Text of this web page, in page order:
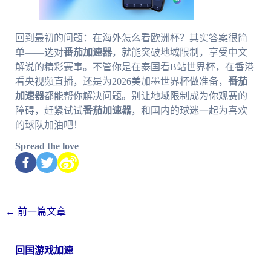
回到最初的问题：在海外怎么看欧洲杯？其实答案很简
单——选对番茄加速器，就能突破地域限制，享受中文
解说的精彩赛事。不管你是在泰国看B站世界杯，在香港
看央视频直播，还是为2026美加墨世界杯做准备， 番茄
加速器都能帮你解决问题。别让地域限制成为你观赛的
障碍，赶紧试试番茄加速器，和国内的球迷一起为喜欢
的球队加油吧！
Spread the love
← 前一篇文章
回国游戏加速